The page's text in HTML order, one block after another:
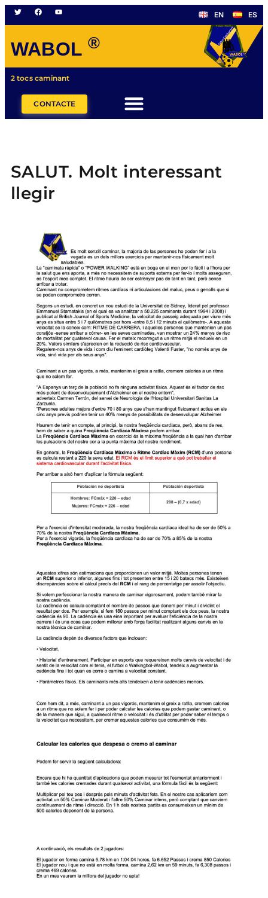
EN ES
WABOL ®
2 tocs caminant
CONTACTE
SALUT. Molt interessant
llegir